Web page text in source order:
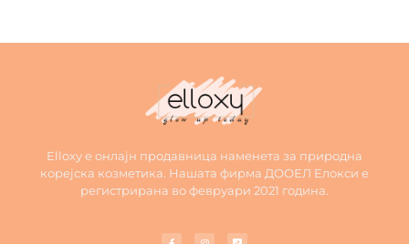
Elloxy е онлајн продавница наменета за природна
корејска козметика. Нашата фирма ДООЕЛ Елокси е
регистрирана во февруари 2021 година.